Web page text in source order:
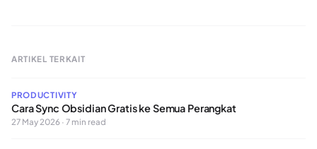
ARTIKEL TERKAIT
PRODUCTIVITY
Cara Sync Obsidian Gratis ke Semua Perangkat
27 May 2026 · 7 min read